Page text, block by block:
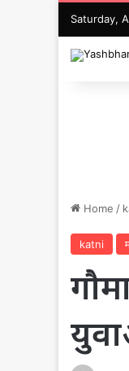
Saturday,
Home /
katni